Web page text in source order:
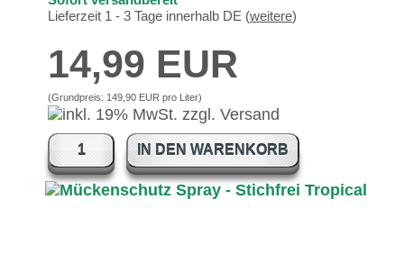
Lieferzeit 1 - 3 Tage innerhalb DE (weitere)
14,99 EUR
(Grundpreis: 149,90 EUR pro Liter)
IN DEN WARENKORB